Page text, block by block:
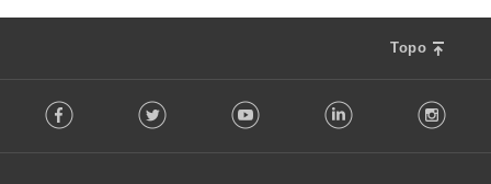
:
Topo
o Facebook Twitter Youtube LinkedIn